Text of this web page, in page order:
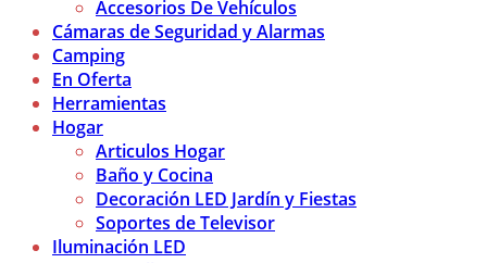
Accesorios De Vehículos
Cámaras de Seguridad y Alarmas
Camping
En Oferta
Herramientas
Hogar
Articulos Hogar
Baño y Cocina
Decoración LED Jardín y Fiestas
Soportes de Televisor
Iluminación LED